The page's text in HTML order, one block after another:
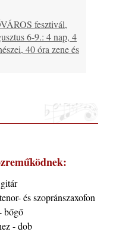
fesztivál,
6-9.: 4 nap, 4
40 óra zene és
ból - John Scofield
ből - John Scofield
5. rész: D
és szopránszaxofon
bőgő
- dob